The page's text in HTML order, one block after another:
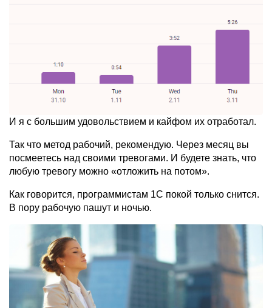
И я с большим удовольствием и кайфом их отработал.
Так что метод рабочий, рекомендую. Через месяц вы
посмеетесь над своими тревогами. И будете знать, что
любую тревогу можно «отложить на потом».
Как говорится, программистам 1С покой только снится.
В пору рабочую пашут и ночью.